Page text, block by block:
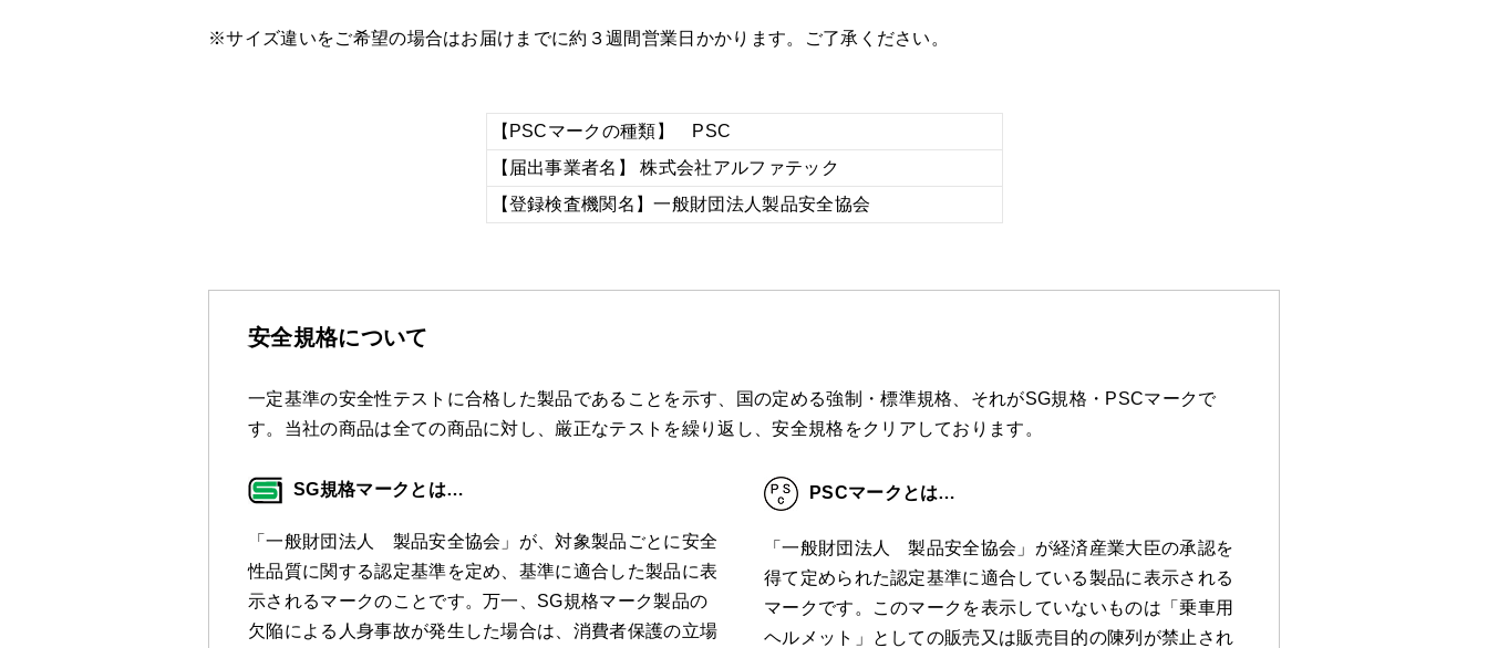
※サイズ違いをご希望の場合はお届けまでに約３週間営業日かかります。ご了承ください。
【PSCマークの種類】 PSC
【届出事業者名】 株式会社アルファテック
【登録検査機関名】一般財団法人製品安全協会
安全規格について
一定基準の安全性テストに合格した製品であることを示す、国の定める強制・標準規格、それがSG規格・PSCマークで
す。当社の商品は全ての商品に対し、厳正なテストを繰り返し、安全規格をクリアしております。
SG規格マークとは…
「一般財団法人 製品安全協会」が、対象製品ごとに安全
性品質に関する認定基準を定め、基準に適合した製品に表
示されるマークのことです。万一、SG規格マーク製品の
欠陥による人身事故が発生した場合は、消費者保護の立場
PSCマークとは…
「一般財団法人 製品安全協会」が経済産業大臣の承認を
得て定められた認定基準に適合している製品に表示される
マークです。このマークを表示していないものは「乗車用
ヘルメット」としての販売又は販売目的の陳列が禁止され